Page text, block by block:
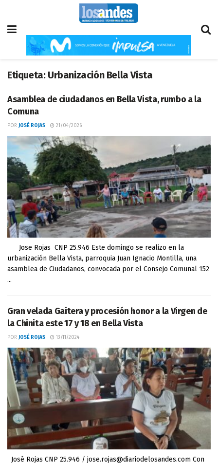
Etiqueta: Urbanización Bella Vista
Asamblea de ciudadanos en Bella Vista, rumbo a la
Comuna
POR JOSÉ ROJAS 21/04/2026
Jose Rojas CNP 25.946 Este domingo se realizo en la
urbanización Bella Vista, parroquia Juan Ignacio Montilla, una
asamblea de Ciudadanos, convocada por el Consejo Comunal 152
...
Gran velada Gaitera y procesión honor a la Virgen de
la Chinita este 17 y 18 en Bella Vista
POR JOSÉ ROJAS 13/11/2024
José Rojas CNP 25.946 / jose.rojas@diariodelosandes.com Con